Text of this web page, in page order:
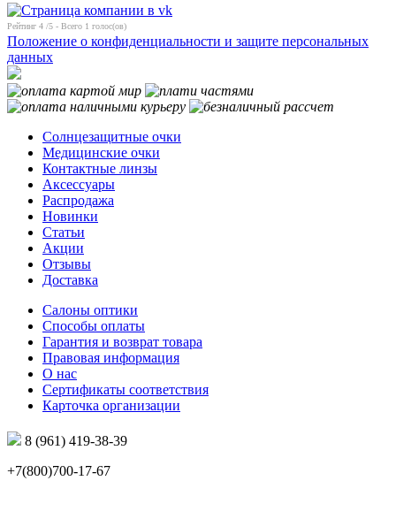
Рейтинг 4 /5 - Всего 1 голос(ов)
Положение о конфиденциальности и защите персональных
данных
Солнцезащитные очки
Медицинские очки
Контактные линзы
Аксессуары
Распродажа
Новинки
Статьи
Акции
Отзывы
Доставка
Салоны оптики
Способы оплаты
Гарантия и возврат товара
Правовая информация
О нас
Сертификаты соответствия
Карточка организации
8 (961) 419-38-39
+7(800)700-17-67